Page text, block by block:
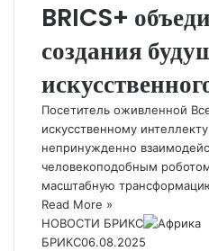
BRICS+
создания
Посетитель оживленной
искусственному
непринужденно
человекоподобным
масштабную
Read More »
НОВОСТИ БРИКС
БРИКС06.08.2025